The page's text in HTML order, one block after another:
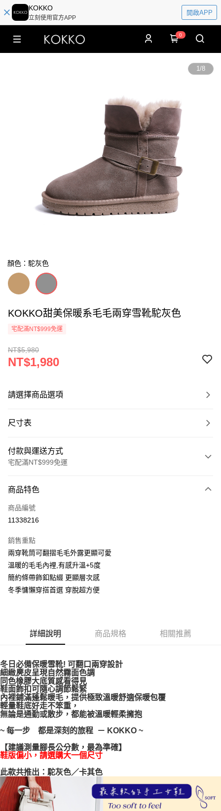
KOKKO
立刻使用官方APP
開啟APP
0
1/8
顏色：駝灰色
KOKKO甜美保暖系毛毛兩穿雪靴駝灰色
宅配滿NT$999免運
NT$5,980
NT$1,980
請選擇商品選項
尺寸表
付款與運送方式
宅配滿NT$999免運
信用卡一次付款
LINE Pay
街口支付
悠遊付
AFTEE先享後付
便利好安心！
１．簡單：不需註冊會員、不需綁卡、不需儲值。
２．便利：只要手機號碼，簡訊認證，即可結帳。
【「AFTEE先享後付」結帳流程】
１．於結帳方式選擇「AFTEE先享後付」後，將跳轉至「AFTEE先享後付」
結帳頁面，進行簡訊認證並確認金額後，即可完成結帳。
２．訂單成立數日內，您將收到繳費通知簡訊。
３．收到繳費通知簡訊後14天內，點擊此簡訊中的連結，可透過四大超商／
ATM／網路銀行／等多元方式進行付款，方視為交易完成。
※ 請注意：結帳手續完成當下不需立刻繳費，但若您需要取消訂單，請聯絡
購買商品的店家。未經商家同意取消之訂單仍視為有效，需透過AFTEE先享
後付繳納相關費用。
※ 交易是否成功請以「AFTEE先享後付 」之結帳頁面顯示為準，若有關於
客戶支援中心」https://netprotections.freshdesk.com/support/home
【注意事項】
１．透過由恩沛科技股份有限公司提供之「AFTEE先享後付」服務完成之交
易，需依本服務之必要範圍內提供個人資料，並將交易相關給付款項請求債
每筆NT$100，滿NT$999(含以上)免運費
商品特色
商品編號
11338216
銷售重點
兩穿靴筒可翻摺毛毛外露更顯可愛
溫暖的毛毛內裡,有感升溫+5度
簡約條帶飾釦點綴 更顯層次感
冬季慵懶穿搭首選 穿脫超方便
詳細說明 商品規格 相關推薦
冬日必備保暖雪靴! 可翻口兩穿設計
細緻麂皮呈現自然霧面色調
同色橡膠大底質感看得見
鞋面飾扣可隨心調節鬆緊
內裡鋪滿蓬鬆暖毛，提供極致溫暖舒適保暖包覆
輕量鞋底好走不笨重，
無論是通勤或散步，都能被溫暖輕柔擁抱
~ 每一步 都是深刻的旅程 － KOKKO ~
【建議測量腳長公分數，最為準確】
鞋版偏小，請選購大一個尺寸
此款共推出：駝灰色／卡其色